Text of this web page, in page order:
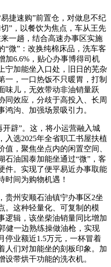
速购”前置仓，对做息不纪
”，以餐饮为焦点，车从王先
一趟，结合高速办事区实施
“微”：改换纯棉床品，洗车客
加6.6%，贴心办事博得司机
宁加能坐入口处，旧日的芜杂
一，一口热饭不只暖胃，打制
味儿，无效带动非油销量跃
同效应，分歧于高投入、长周
沟、加强场景吸引力。
辟”。这，将小运营融入城
入选2025年全省职工书屋扶植
，聚焦坐点内的闲置空间、
石油国泰加能坐通过“微”，客
件。实现了便平易近办事取能
时间为购物机遇！
州安顺石油镇宁办事区2坐
。这种轻量化、可复制的模
逻辑，该坐柴油销量同比增加
健一边熟练操做油枪，实现
停业额近1.5万元，一杯冒着
人们对加能坐的刻板印象。加
带烘干功能的洗衣机。